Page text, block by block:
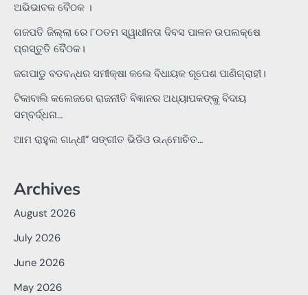
ଅଭିଭାବକ ବୈଠକ ।
ଗଜପତି ଜିଲ୍ଲା ରେ ୮୦ତମ ସ୍ୱାଧୀନତା ଦିବସ ପାଳନ ଉପଲକ୍ଷେ
ପ୍ରସ୍ତୁତି ବୈଠକ।
ଜଗପାଡୁ ବଡବନ୍ଧର ସମୀକ୍ଷା କଲେ ବିଧାୟକ ରୂପେଶ ପାଣିଗ୍ରାହୀ।
ଟିକାବାଲି କଲେଜରେ ରାଜନୀତି ବିଜ୍ଞାନର ଅଧ୍ୟାପକଙ୍କୁ ବିଦାୟ
ସମ୍ବର୍ଦ୍ଧନା…
ଆମ ରାହୁଲ ଗାନ୍ଧୀ” ସଙ୍ଗୀତ ଭିଡିଓ ଉନ୍ମୋଚିତ…
Archives
August 2026
July 2026
June 2026
May 2026